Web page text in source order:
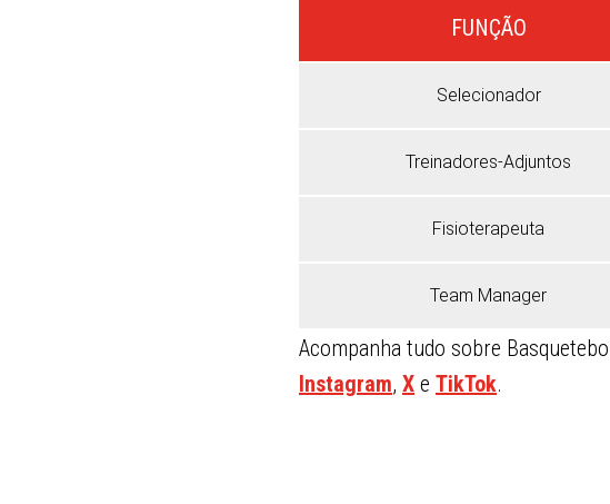
FUNÇÃO
Selecionador
Treinadores-Adjuntos
Fisioterapeuta
Team Manager
Acompanha tudo sobre
Instagram, X e TikTok.